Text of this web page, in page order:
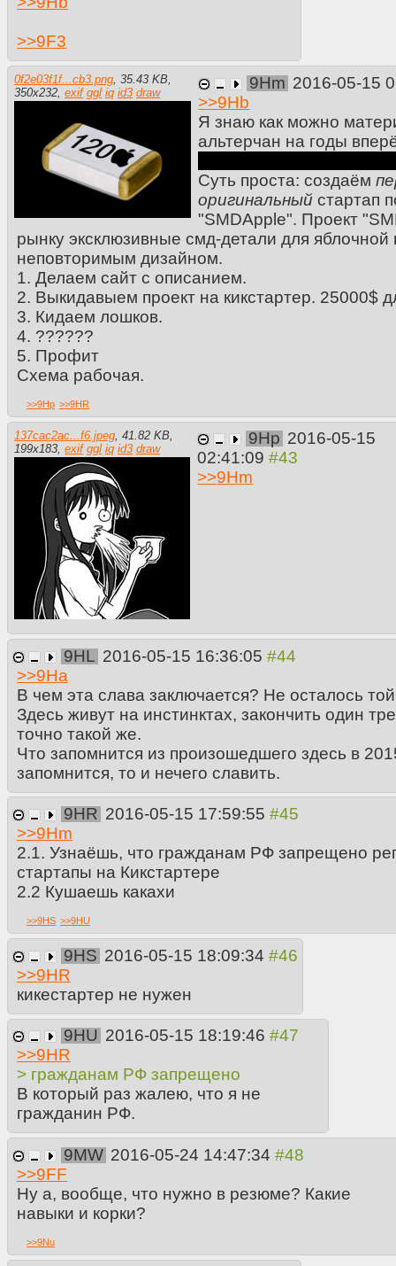
>>9F3
0f2e03f1f...cb3.png 35.43 KB
350x232 exif ggl iq id3 draw
9Hm 2016-05-15
>>9Hb
Я знаю как можно
альтерчан на годы
Суть проста: создаём
оригинальный стартап
"SMDApple". Проект
рынку эксклюзивные смд-детали для яблочной
неповторимым дизайном.
1. Делаем сайт с описанием.
2. Выкидавыем проект на кикстартер. 25000$
3. Кидаем лошков.
4. ??????
5. Профит
Схема рабочая.
>>9Hp >>9HR
137cac2ac...f6.jpeg 41.82 KB
199x183 exif ggl iq id3 draw
9Hp 2016-05-15
02:41:09
>>9Hm
9HL 2016-05-15 16:36:05
>>9Ha
В чем эта слава заключается? Не осталось
Здесь живут на инстинктах, закончить один
точно такой же.
Что запомнится из произошедшего здесь в
запомнится, то и нечего славить.
9HR 2016-05-15 17:59:55
>>9Hm
2.1. Узнаёшь, что гражданам РФ запрещено
стартапы на Кикстартере
2.2 Кушаешь какахи
>>9HS >>9HU
9HS 2016-05-15 18:09:34
>>9HR
кикестартер не нужен
9HU 2016-05-15 18:19:46
>>9HR
> гражданам РФ запрещено
В который раз жалею, что я не
гражданин РФ.
9MW 2016-05-24 14:47:34
>>9FF
Ну а, вообще, что нужно в резюме? Какие
навыки и корки?
>>9Nu